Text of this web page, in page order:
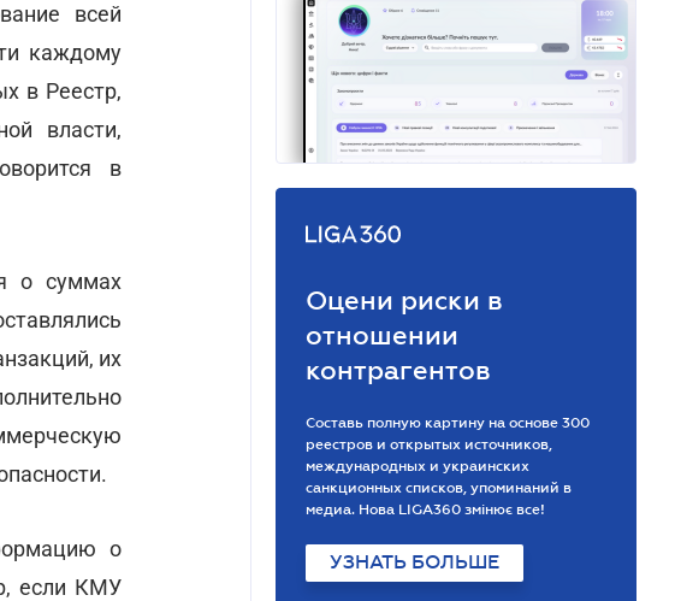
всей
каждому
в Реестр,
власти,
в
о суммах
их
о
если КМУ
Оцени риски в
отношении
контрагентов
Составь полную картину на основе 300
реестров и открытых источников,
международных и украинских
санкционных списков, упоминаний в
медиа. Нова LIGA360 змінює все!
УЗНАТЬ БОЛЬШЕ